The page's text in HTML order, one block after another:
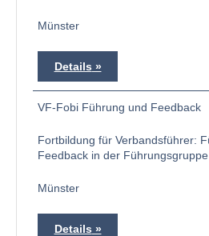
Münster
Details
VF-Fobi Führung und Feedback
Fortbildung für Verbandsführer:
Feedback in der Führungsgruppe
Münster
Details